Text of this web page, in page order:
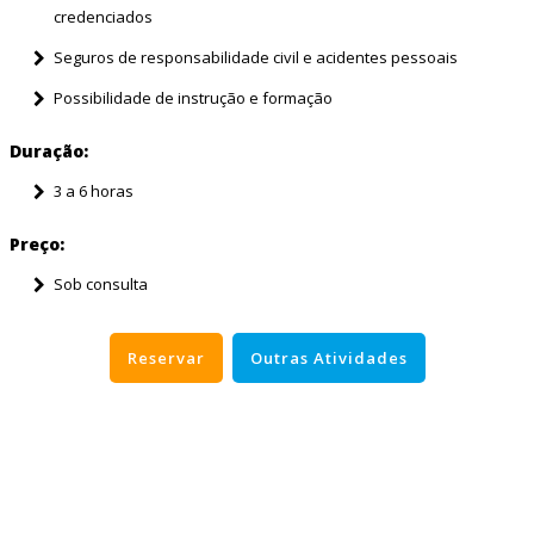
credenciados
Seguros de responsabilidade civil e acidentes pessoais
Possibilidade de instrução e formação
Duração:
3 a 6 horas
Preço:
Sob consulta
Reservar Outras Atividades